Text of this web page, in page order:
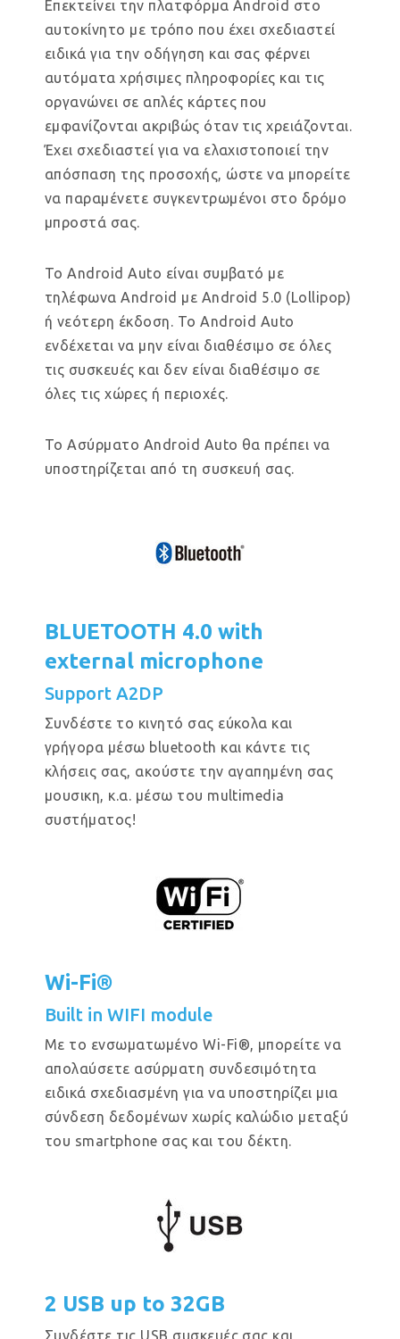
Επεκτείνει την πλατφόρμα Android στο
αυτοκίνητο με τρόπο που έχει σχεδιαστεί
ειδικά για την οδήγηση και σας φέρνει
αυτόματα χρήσιμες πληροφορίες και τις
οργανώνει σε απλές κάρτες που
εμφανίζονται ακριβώς όταν τις χρειάζονται.
Έχει σχεδιαστεί για να ελαχιστοποιεί την
απόσπαση της προσοχής, ώστε να μπορείτε
να παραμένετε συγκεντρωμένοι στο δρόμο
μπροστά σας.
Το Android Auto είναι συμβατό με
τηλέφωνα Android με Android 5.0 (Lollipop)
ή νεότερη έκδοση. Το Android Auto
ενδέχεται να μην είναι διαθέσιμο σε όλες
τις συσκευές και δεν είναι διαθέσιμο σε
όλες τις χώρες ή περιοχές.
Το Ασύρματο Android Auto θα πρέπει να
υποστηρίζεται από τη συσκευή σας.
BLUETOOTH 4.0 with
external microphone
Support A2DP
Συνδέστε το κινητό σας εύκολα και
γρήγορα μέσω bluetooth και κάντε τις
κλήσεις σας, ακούστε την αγαπημένη σας
μουσικη, κ.α. μέσω του multimedia
συστήματος!
Wi-Fi®
Built in WIFI module
Με το ενσωματωμένο Wi-Fi®, μπορείτε να
απολαύσετε ασύρματη συνδεσιμότητα
ειδικά σχεδιασμένη για να υποστηρίζει μια
σύνδεση δεδομένων χωρίς καλώδιο μεταξύ
του smartphone σας και του δέκτη.
2 USB up to 32GB
Συνδέστε τις USB συσκευές σας και